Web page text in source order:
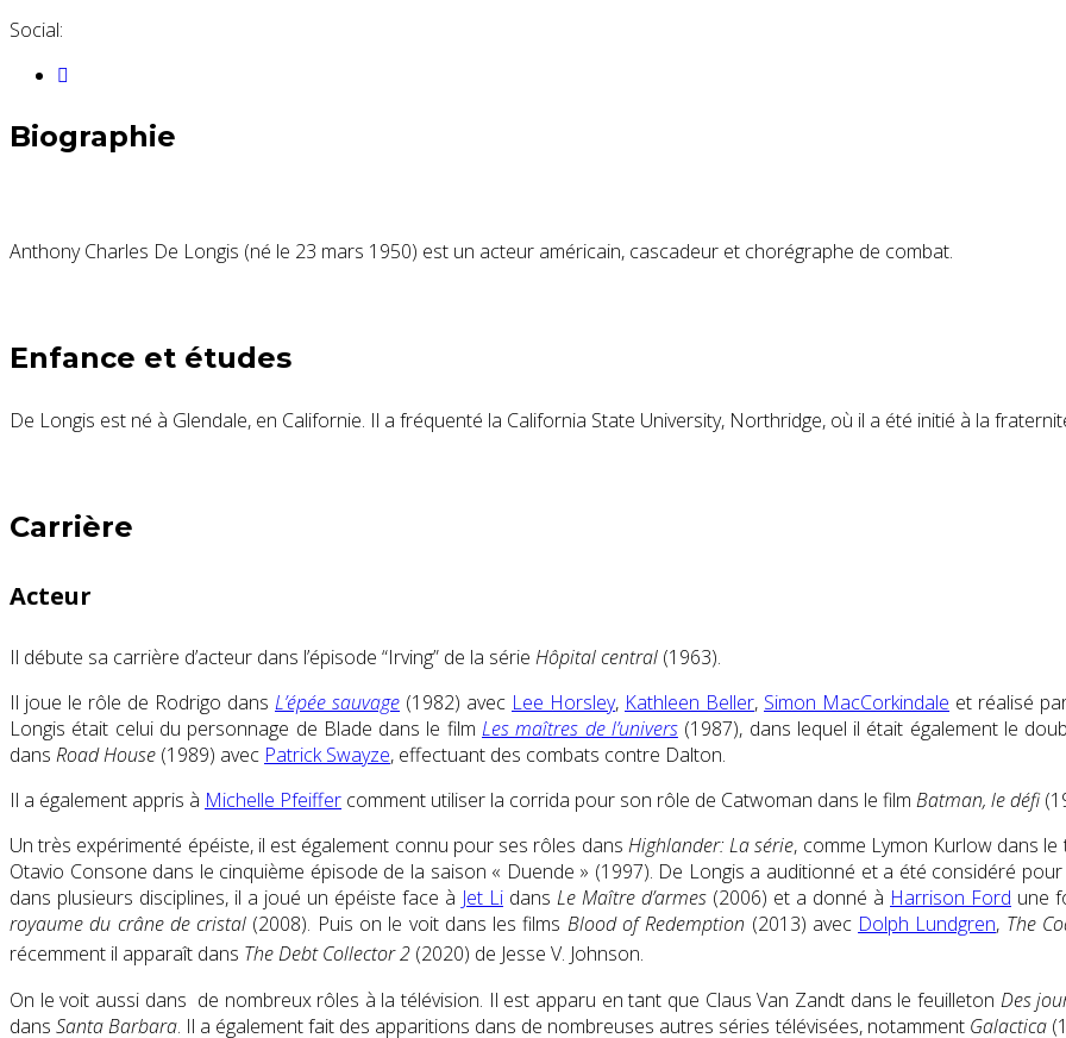
Social:
Biographie
Anthony Charles De Longis (né le 23 mars 1950) est un acteur américain, cascadeur et chorégraphe de combat.
Enfance et études
De Longis est né à Glendale, en Californie. Il a fréquenté la California State University, Northridge, où il a été initié à la
Carrière
Acteur
Il débute sa carrière d’acteur dans l’épisode “Irving” de la série Hôpital central (1963).
Il joue le rôle de Rodrigo dans L’épée sauvage (1982) avec Lee Horsley, Kathleen Beller, Simon MacCorkindale et réalisé
Longis était celui du personnage de Blade dans le film Les maîtres de l’univers(1987), dans lequel il était également le
dans Road House (1989) avec Patrick Swayze, effectuant des combats contre Dalton.
Il a également appris à Michelle Pfeiffer comment utiliser la corrida pour son rôle de Catwoman dans le film Batman, le défi
Un très expérimenté épéiste, il est également connu pour ses rôles dans Highlander: La série, comme Lymon Kurlow dans
Otavio Consone dans le cinquième épisode de la saison « Duende » (1997). De Longis a auditionné et a été considéré
dans plusieurs disciplines, il a joué un épéiste face à Jet Li dans Le Maître d’armes (2006) et a donné à Harrison Ford une
royaume du crâne de cristal (2008). Puis on le voit dans les films Blood of Redemption (2013) avec Dolph Lundgren, The
récemment il apparaît dans The Debt Collector 2 (2020) de Jesse V. Johnson.
On le voit aussi dans de nombreux rôles à la télévision. Il est apparu en tant que Claus Van Zandt dans le feuilleton Des
dansSanta Barbara. Il a également fait des apparitions dans de nombreuses autres séries télévisées, notamment Galactica